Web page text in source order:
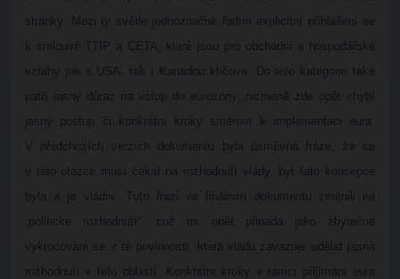
stránky. Mezi ty světlé jednoznačně řadím explicitní přihlášení se
k smlouvě TTIP a CETA, které jsou pro obchodní a hospodářské
vztahy jak s USA, tak i Kanadou klíčové. Do této kategorie také
patří jasný důraz na vstup do eurozóny, nicméně zde opět chybí
jasný postup či konkrétní kroky směrem k implementaci eura.
V předchozích verzích dokumentu byla úsměvná fráze, že se
v této otázce musí čekat na rozhodnutí vlády, byť tato koncepce
byla a je vládní. Tuto frázi ve finálním dokumentu změnili na
„politické rozhodnutí“, což mi opět připadá jako zbytečné
vykrucování se z té povinnosti, která vládu zavazuje udělat jasná
rozhodnutí v této oblasti. Konkrétní kroky v rámci přijímání eura